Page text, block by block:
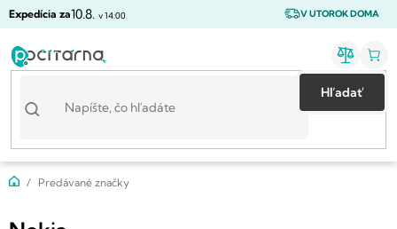
Prejsť
V UTOROK DOMA
Expedícia za10.8. v 14:00
Hľadať
DomovPredávané značky